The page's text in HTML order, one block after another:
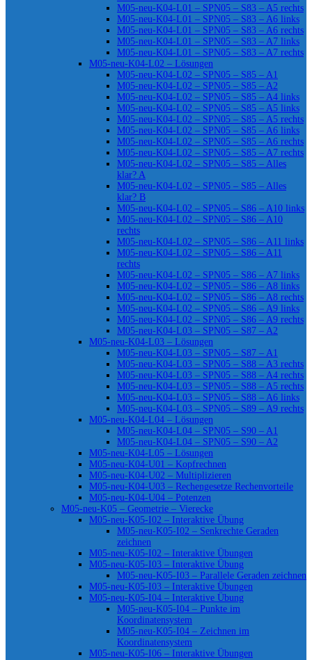
M05-neu-K04-L01 – SPN05 – S83 – A5 rechts
M05-neu-K04-L01 – SPN05 – S83 – A6 links
M05-neu-K04-L01 – SPN05 – S83 – A6 rechts
M05-neu-K04-L01 – SPN05 – S83 – A7 links
M05-neu-K04-L01 – SPN05 – S83 – A7 rechts
M05-neu-K04-L02 – Lösungen
M05-neu-K04-L02 – SPN05 – S85 – A1
M05-neu-K04-L02 – SPN05 – S85 – A2
M05-neu-K04-L02 – SPN05 – S85 – A4 links
M05-neu-K04-L02 – SPN05 – S85 – A5 links
M05-neu-K04-L02 – SPN05 – S85 – A5 rechts
M05-neu-K04-L02 – SPN05 – S85 – A6 links
M05-neu-K04-L02 – SPN05 – S85 – A6 rechts
M05-neu-K04-L02 – SPN05 – S85 – A7 rechts
M05-neu-K04-L02 – SPN05 – S85 – Alles
klar? A
M05-neu-K04-L02 – SPN05 – S85 – Alles
klar? B
M05-neu-K04-L02 – SPN05 – S86 – A10 links
M05-neu-K04-L02 – SPN05 – S86 – A10
rechts
M05-neu-K04-L02 – SPN05 – S86 – A11 links
M05-neu-K04-L02 – SPN05 – S86 – A11
rechts
M05-neu-K04-L02 – SPN05 – S86 – A7 links
M05-neu-K04-L02 – SPN05 – S86 – A8 links
M05-neu-K04-L02 – SPN05 – S86 – A8 rechts
M05-neu-K04-L02 – SPN05 – S86 – A9 links
M05-neu-K04-L02 – SPN05 – S86 – A9 rechts
M05-neu-K04-L03 – SPN05 – S87 – A2
M05-neu-K04-L03 – Lösungen
M05-neu-K04-L03 – SPN05 – S87 – A1
M05-neu-K04-L03 – SPN05 – S88 – A3 rechts
M05-neu-K04-L03 – SPN05 – S88 – A4 rechts
M05-neu-K04-L03 – SPN05 – S88 – A5 rechts
M05-neu-K04-L03 – SPN05 – S88 – A6 links
M05-neu-K04-L03 – SPN05 – S89 – A9 rechts
M05-neu-K04-L04 – Lösungen
M05-neu-K04-L04 – SPN05 – S90 – A1
M05-neu-K04-L04 – SPN05 – S90 – A2
M05-neu-K04-L05 – Lösungen
M05-neu-K04-U01 – Kopfrechnen
M05-neu-K04-U02 – Multiplizieren
M05-neu-K04-U03 – Rechengesetze Rechenvorteile
M05-neu-K04-U04 – Potenzen
M05-neu-K05 – Geometrie – Vierecke
M05-neu-K05-I02 – Interaktive Übung
M05-neu-K05-I02 – Senkrechte Geraden
zeichnen
M05-neu-K05-I02 – Interaktive Übungen
M05-neu-K05-I03 – Interaktive Übung
M05-neu-K05-I03 – Parallele Geraden zeichnen
M05-neu-K05-I03 – Interaktive Übungen
M05-neu-K05-I04 – Interaktive Übung
M05-neu-K05-I04 – Punkte im
Koordinatensystem
M05-neu-K05-I04 – Zeichnen im
Koordinatensystem
M05-neu-K05-I06 – Interaktive Übungen